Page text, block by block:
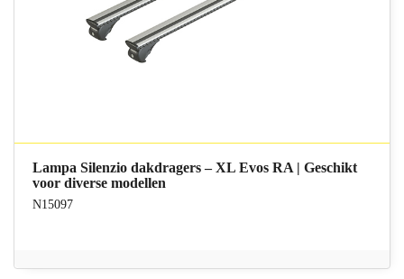
Lampa Silenzio dakdragers – XL Evos RA | Geschikt
voor diverse modellen
N15097